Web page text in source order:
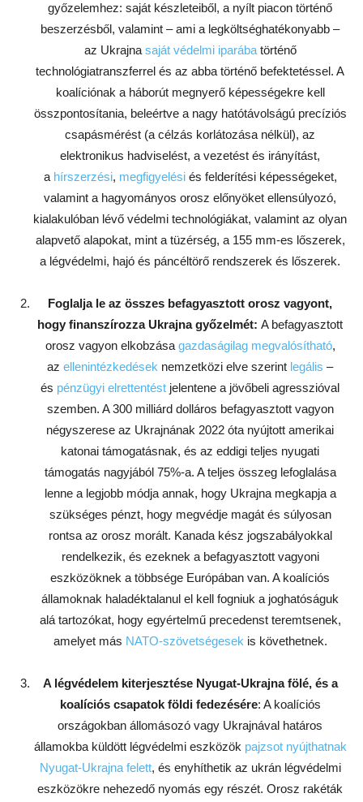
győzelemhez: saját készleteiből, a nyílt piacon történő
beszerzésből, valamint – ami a legköltséghatékonyabb –
az Ukrajna saját védelmi iparábatörténő
technológiatranszferrel és az abba történő befektetéssel. A
koalíciónak a háborút megnyerő képességekre kell
összpontosítania, beleértve a nagy hatótávolságú precíziós
csapásmérést (a célzás korlátozása nélkül), az
elektronikus hadviselést, a vezetést és irányítást,
a hírszerzési, megfigyelésiés felderítési képességeket,
valamint a hagyományos orosz előnyöket ellensúlyozó,
kialakulóban lévő védelmi technológiákat, valamint az olyan
alapvető alapokat, mint a tüzérség, a 155 mm-es lőszerek,
a légvédelmi, hajó és páncéltörő rendszerek és lőszerek.
Foglalja le az összes befagyasztott orosz vagyont,
hogy finanszírozza Ukrajna győzelmét: A befagyasztott
orosz vagyon elkobzása gazdaságilag megvalósítható,
az ellenintézkedések nemzetközi elve szerint legális –
és pénzügyi elrettentést jelentene a jövőbeli agresszióval
szemben. A 300 milliárd dolláros befagyasztott vagyon
négyszerese az Ukrajnának 2022 óta nyújtott amerikai
katonai támogatásnak, és az eddigi teljes nyugati
támogatás nagyjából 75%-a. A teljes összeg lefoglalása
lenne a legjobb módja annak, hogy Ukrajna megkapja a
szükséges pénzt, hogy megvédje magát és súlyosan
rontsa az orosz morált. Kanada kész jogszabályokkal
rendelkezik, és ezeknek a befagyasztott vagyoni
eszközöknek a többsége Európában van. A koalíciós
államoknak haladéktalanul el kell fogniuk a joghatóságuk
alá tartozókat, hogy egyértelmű precedenst teremtsenek,
amelyet más NATO-szövetségesek is követhetnek.
A légvédelem kiterjesztése Nyugat-Ukrajna fölé, és a
koalíciós csapatok földi fedezésére: A koalíciós
országokban állomásozó vagy Ukrajnával határos
államokba küldött légvédelmi eszközök pajzsot nyújthatnak
Nyugat-Ukrajna felett, és enyhíthetik az ukrán légvédelmi
eszközökre nehezedő nyomás egy részét. Orosz rakéták